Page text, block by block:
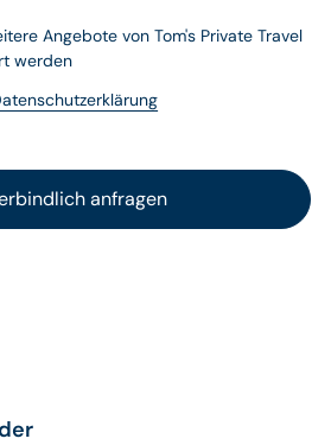
Angebote von Tom's Private Travel
werden